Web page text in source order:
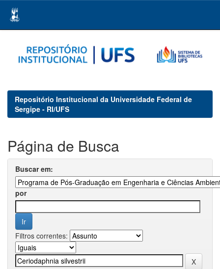
navigation
Repositório Institucional da Universidade Federal de
Sergipe - RI/UFS
Página de Busca
Buscar em:
por
Filtros correntes: